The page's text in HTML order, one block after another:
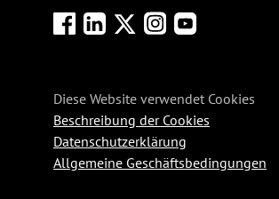
Diese Website verwendet Cookies
Beschreibung der Cookies
Datenschutzerklärung
Allgemeine Geschäftsbedingungen